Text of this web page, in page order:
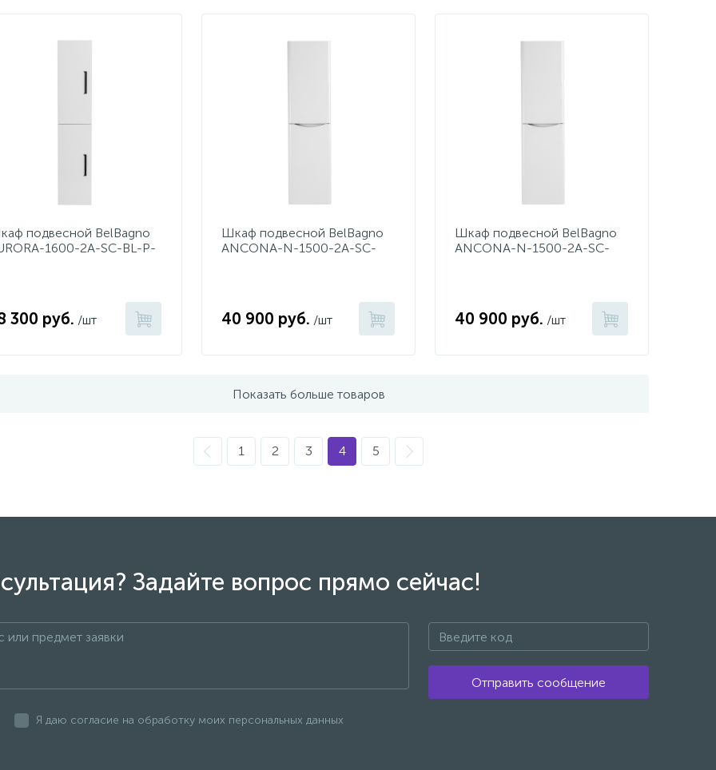
подвесной BelBagno
1600-2A-SC-BL-P-
300 руб. /шт
Шкаф подвесной BelBagno
ANCONA-N-1500-2A-SC-
40 900 руб. /шт
Шкаф подвесной BelBagno
ANCONA-N-1500-2A-SC-
40 900 руб. /шт
Показать больше товаров
1 2 3 4 5
Задайте вопрос прямо сейчас!
Отправить сообщение
Я даю согласие на обработку моих персональных данных